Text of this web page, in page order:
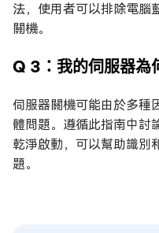
法，使用者可以排除電腦
關機。
Q 3：我的伺服器為
伺服器關機可能由於多種
體問題。遵循此指南中討
乾淨啟動，可以幫助識別
題。